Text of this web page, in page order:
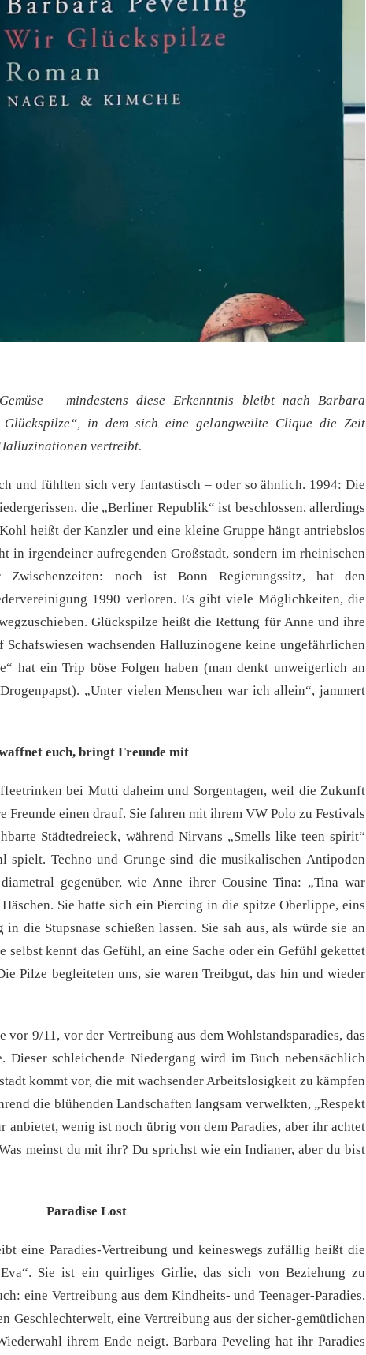
– mindestens diese Erkenntnis bleibt nach Barbara
Glückspilze“, in dem sich eine gelangweilte Clique die Zeit
vertreibt.
und fühlten sich very fantastisch – oder so ähnlich. 1994: Die
die „Berliner Republik“ ist beschlossen, allerdings
heißt der Kanzler und eine kleine Gruppe hängt antriebslos
in irgendeiner aufregenden Großstadt, sondern im rheinischen
noch ist Bonn Regierungssitz, hat den
1990 verloren. Es gibt viele Möglichkeiten, die
Glückspilze heißt die Rettung für Anne und ihre
wachsenden Halluzinogene keine ungefährlichen
hat ein Trip böse Folgen haben (man denkt unweigerlich an
„Unter vielen Menschen war ich allein“, jammert
euch, bringt Freunde mit
bei Mutti daheim und Sorgentagen, weil die Zukunft
Freunde einen drauf. Sie fahren mit ihrem VW Polo zu Festivals
Städtedreieck, während Nirvans „Smells like teen spirit“
spielt. Techno und Grunge sind die musikalischen Antipoden
gegenüber, wie Anne ihrer Cousine Tina: „Tina war
Sie hatte sich ein Piercing in die spitze Oberlippe, eins
die Stupsnase schießen lassen. Sie sah aus, als würde sie an
selbst kennt das Gefühl, an eine Sache oder ein Gefühl gekettet
Pilze begleiteten uns, sie waren Treibgut, das hin und wieder
vor 9/11, vor der Vertreibung aus dem Wohlstandsparadies, das
Dieser schleichende Niedergang wird im Buch nebensächlich
kommt vor, die mit wachsender Arbeitslosigkeit zu kämpfen
die blühenden Landschaften langsam verwelkten, „Respekt
anbietet, wenig ist noch übrig von dem Paradies, aber ihr achtet
meinst du mit ihr? Du sprichst wie ein Indianer, aber du bist
Paradise Lost
eine Paradies-Vertreibung und keineswegs zufällig heißt die
Sie ist ein quirliges Girlie, das sich von Beziehung zu
eine Vertreibung aus dem Kindheits- und Teenager-Paradies,
Geschlechterwelt, eine Vertreibung aus der sicher-gemütlichen
ihrem Ende neigt. Barbara Peveling hat ihr Paradies